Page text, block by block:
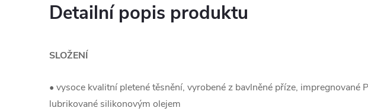
Detailní popis produktu
SLOŽENÍ
• vysoce kvalitní pletené těsnění, vyrobené z bavlněné příze, impregnované
lubrikované silikonovým olejem